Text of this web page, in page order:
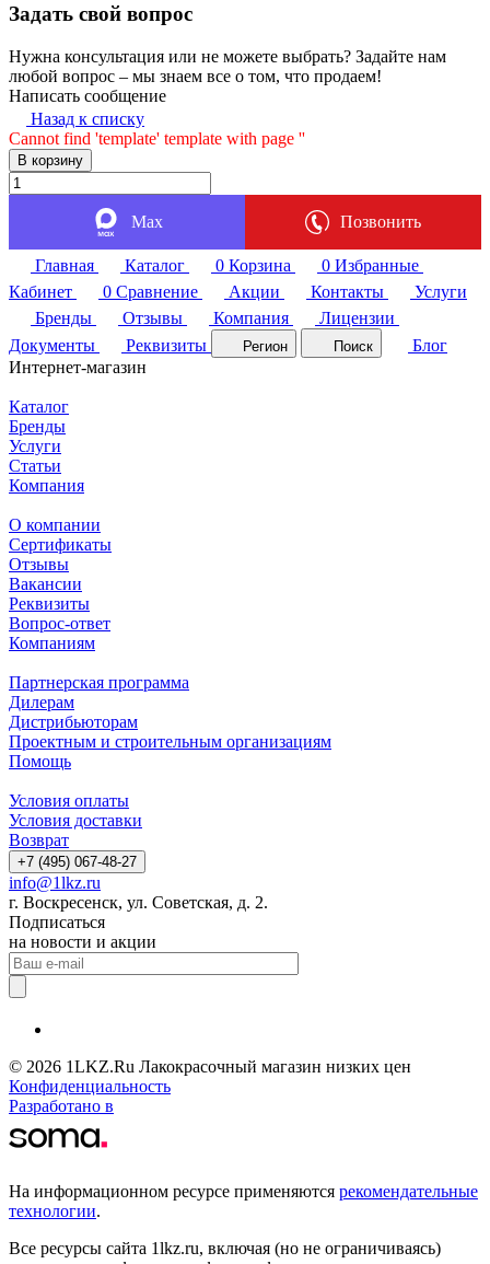
Задать свой вопрос
Нужна консультация или не можете выбрать? Задайте нам
любой вопрос – мы знаем все о том, что продаем!
Написать сообщение
Назад к списку
Cannot find 'template' template with page ''
В корзину
Max Позвонить
Главная Каталог 0 Корзина 0 Избранные
Кабинет
0 Сравнение Акции Контакты
Услуги
Бренды
Отзывы Компания
Лицензии
Документы
Реквизиты Регион Поиск
Блог
Интернет-магазин
Каталог
Бренды
Услуги
Статьи
Компания
О компании
Сертификаты
Отзывы
Вакансии
Реквизиты
Вопрос-ответ
Компаниям
Партнерская программа
Дилерам
Дистрибьюторам
Проектным и строительным организациям
Помощь
Условия оплаты
Условия доставки
Возврат
+7 (495) 067-48-27
info@1lkz.ru
г. Воскресенск, ул. Советская, д. 2.
Подписаться
на новости и акции
© 2026 1LKZ.Ru Лакокрасочный магазин низких цен
Конфиденциальность
Разработано в
На информационном ресурсе применяются рекомендательные
технологии.
Все ресурсы сайта 1lkz.ru, включая (но не ограничиваясь)